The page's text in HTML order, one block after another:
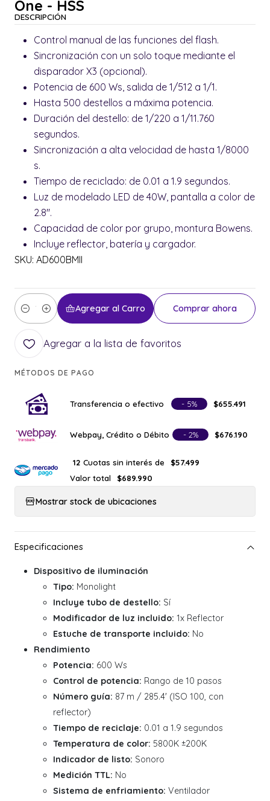
One - HSS
DESCRIPCIÓN
Control manual de las funciones del flash.
Sincronización con un solo toque mediante el
disparador X3 (opcional).
Potencia de 600 Ws, salida de 1/512 a 1/1.
Hasta 500 destellos a máxima potencia.
Duración del destello: de 1/220 a 1/11.760
segundos.
Sincronización a alta velocidad de hasta 1/8000
s.
Tiempo de reciclado: de 0.01 a 1.9 segundos.
Luz de modelado LED de 40W, pantalla a color de
2.8".
Capacidad de color por grupo, montura Bowens.
Incluye reflector, batería y cargador.
SKU: AD600BMII
Cantidad
Agregar al Carro Comprar ahora
Agregar a la lista de favoritos
MÉTODOS DE PAGO
Transferencia o efectivo - 5% $655.491
Webpay, Crédito o Débito - 2% $676.190
12 Cuotas sin interés de
$57.499
Valor total
$689.990
Mostrar stock de ubicaciones
Dispositivo de iluminación
Tipo: Monolight
Incluye tubo de destello: Sí
Modificador de luz incluido: 1x Reflector
Estuche de transporte incluido: No
Rendimiento
Potencia: 600 Ws
Control de potencia: Rango de 10 pasos
Número guía: 87 m / 285.4' (ISO 100, con
reflector)
Tiempo de reciclaje: 0.01 a 1.9 segundos
Temperatura de color: 5800K ±200K
Indicador de listo: Sonoro
Medición TTL: No
Sistema de enfriamiento: Ventilador